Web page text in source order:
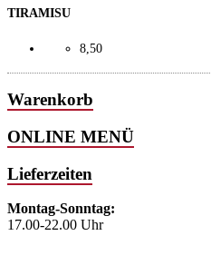
TIRAMISU
8,50
Warenkorb
ONLINE MENÜ
Lieferzeiten
Montag-Sonntag:
17.00-22.00 Uhr